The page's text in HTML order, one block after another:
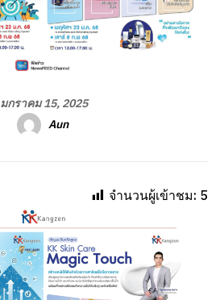
มกราคม 15, 2025
Aun
จำนวนผู้เข้าชม: 5